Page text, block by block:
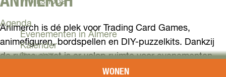
Agenda
Evenementen in Almere
Kalender
Terugblik
WONEN
Animerch is dé plek voor Trading Card Games,
animefiguren, bordspellen en DIY-puzzelkits. Dankzij
de ruime opzet is er volop ruimte voor evenementen,
toernooien en ontmoetingen voor liefhebbers van alle